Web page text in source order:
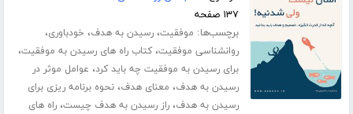
۱۳۷ صفحه
برچسب‌ها: موفقیت،رسیدن به هدف، خودباوری،
روانشناسی موفقیت،کتاب راه های رسیدن به موفقیت،
برای رسیدن به موفقیت چه باید کرد، عوامل موثر در
رسیدن به هدف، معنای هدف،نحوه برنامه ریزی برای
رسیدن به هدف،راز رسیدن به هدف چیست،راه های